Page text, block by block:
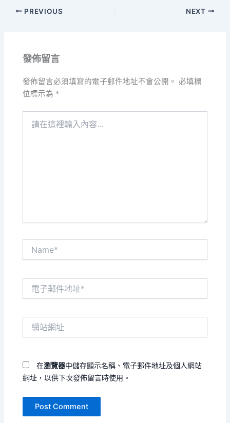
PREVIOUS NEXT
發佈留言
發佈留言必須填寫的電子郵件地址不會公開。 必填欄
位標示為 *
在瀏覽器中儲存顯示名稱、電子郵件地址及個人網站
網址，以供下次發佈留言時使用。